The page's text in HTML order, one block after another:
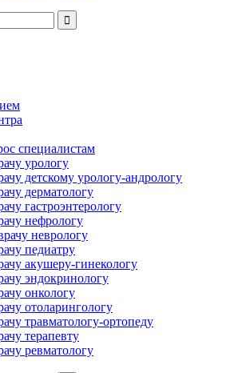
специалистам
урологу
детскому урологу-андрологу
дерматологу
гастроэнтерологу
нефрологу
неврологу
педиатру
акушеру-гинекологу
эндокринологу
онкологу
отоларингологу
травматологу-ортопеду
терапевту
ревматологу